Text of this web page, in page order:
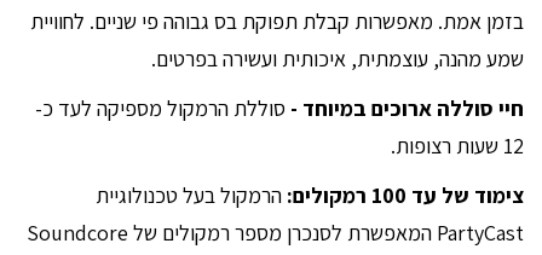
בזמן אמת. מאפשרות קבלת תפוקת בס גבוהה פי שניים. לחוויית
שמע מהנה, עוצמתית, איכותית ועשירה בפרטים.
חיי סוללה ארוכים במיוחד - סוללת הרמקול מספיקה לעד כ-
12 שעות רצופות.
צימוד של עד 100 רמקולים:
הרמקול בעל טכנולוגיית
PartyCast המאפשרת לסנכרן מספר רמקולים של Soundcore